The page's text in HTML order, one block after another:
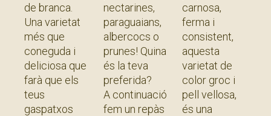
de branca.
Una varietat
més que
coneguda i
deliciosa que
farà que els
teus
gaspatxos
nectarines,
paraguaians,
albercocs o
prunes! Quina
és la teva
preferida?
A continuació
fem un repàs
carnosa,
ferma i
consistent,
aquesta
varietat de
color groc i
pell vellosa,
és una